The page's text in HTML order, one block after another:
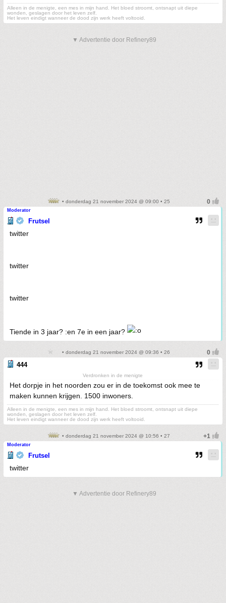
Alleen in de menigte, een mes in mijn hand. Het bloed stroomt, ontsnapt uit diepe
wonden, geslagen door het leven zelf.
Het leven eindigt wanneer de dood zijn werk heeft voltooid.
▼ Advertentie door Refinery89
• donderdag 21 november 2024 @ 09:00 • 25
Moderator
Frutsel
twitter
twitter
twitter
Tiende in 3 jaar? :en 7e in een jaar?
• donderdag 21 november 2024 @ 09:36 • 26
444
Verdronken in de menigte
Het dorpje in het noorden zou er in de toekomst ook mee te
maken kunnen krijgen. 1500 inwoners.
Alleen in de menigte, een mes in mijn hand. Het bloed stroomt, ontsnapt uit diepe
wonden, geslagen door het leven zelf.
Het leven eindigt wanneer de dood zijn werk heeft voltooid.
• donderdag 21 november 2024 @ 10:56 • 27
Moderator
Frutsel
twitter
▼ Advertentie door Refinery89